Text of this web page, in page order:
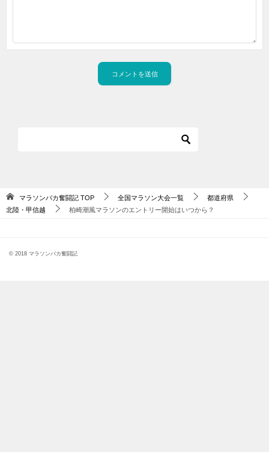
マラソンバカ奮闘記 TOP 全国マラソン大会一覧
都道府県
北陸・甲信越
柏崎潮風マラソンのエントリー開始はいつから？
© 2018 マラソンバカ奮闘記